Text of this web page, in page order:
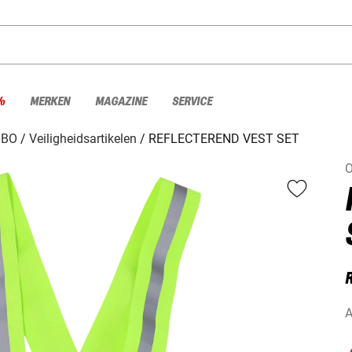
MERKEN MAGAZINE SERVICE
Veiligheidsartikelen
REFLECTEREND VEST SET